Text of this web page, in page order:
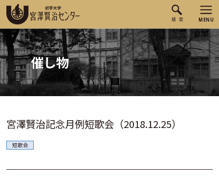
催し物
宮澤賢治記念月例短歌会（2018.12.25）
短歌会